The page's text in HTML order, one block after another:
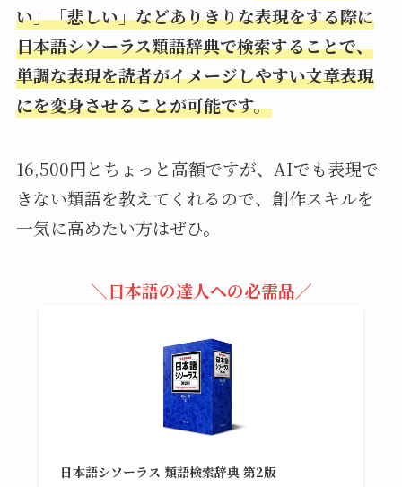
い」「悲しい」などありきりな表現をする際に
日本語シソーラス類語辞典で検索することで、
単調な表現を読者がイメージしやすい文章表現
にを変身させることが可能です。
16,500円とちょっと高額ですが、AIでも表現で
きない類語を教えてくれるので、創作スキルを
一気に高めたい方はぜひ。
＼日本語の達人への必需品／
日本語シソーラス 類語検索辞典 第2版